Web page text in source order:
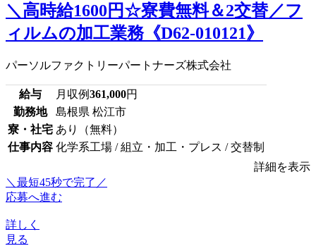
＼高時給1600円☆寮費無料＆2交替／フ
ィルムの加工業務《D62-010121》
パーソルファクトリーパートナーズ株式会社
給与 月収例361,000円
勤務地
島根県 松江市
寮・社宅 あり（無料）
仕事内容 化学系工場 / 組立・加工・プレス / 交替制
詳細を表示
＼最短45秒で完了／
応募へ進む
詳しく
見る